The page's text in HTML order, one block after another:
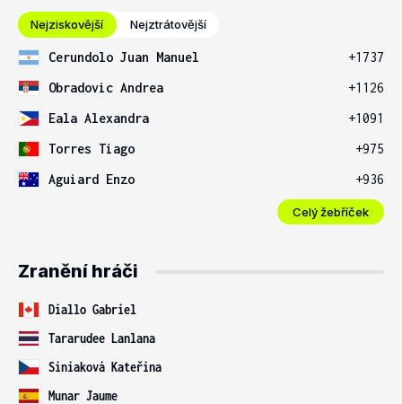
Nejziskovější Nejztrátovější
Cerundolo Juan Manuel
+1737
Obradovic Andrea
+1126
Eala Alexandra
+1091
Torres Tiago
+975
Aguiard Enzo
+936
Celý žebříček
Zranění hráči
Diallo Gabriel
Tararudee Lanlana
Siniaková Kateřina
Munar Jaume